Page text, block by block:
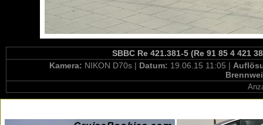
SBBC Re 421.381-5 (Re 91 85 4 421
Kamera: NIKON D70s | Datum: 19.06.15 11:05 |